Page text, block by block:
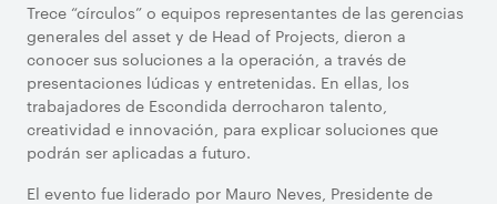
Trece “círculos” o equipos representantes de las gerencias
generales del asset y de Head of Projects, dieron a
conocer sus soluciones a la operación, a través de
presentaciones lúdicas y entretenidas. En ellas, los
trabajadores de Escondida derrocharon talento,
creatividad e innovación, para explicar soluciones que
podrán ser aplicadas a futuro.
El evento fue liderado por Mauro Neves, Presidente de